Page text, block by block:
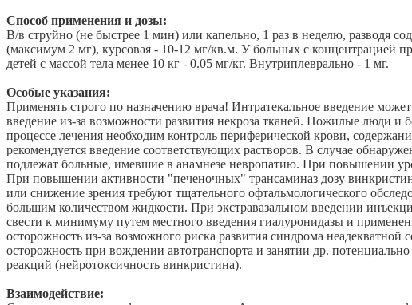
Способ применения и дозы:
В/в струйно (не быстрее 1 мин) или капельно, 1 раз в неделю, разводя
(максимум 2 мг), курсовая - 10-12 мг/кв.м. У больных с концентрацией
детей с массой тела менее 10 кг - 0.05 мг/кг. Внутриплеврально - 1 мг.
Особые указания:
Применять строго по назначению врача! Интратекальное введение
введение из-за возможности развития некроза тканей. Пожилые люди
процессе лечения необходим контроль периферической крови,
рекомендуется введение соответствующих растворов. В случае
подлежат больные, имевшие в анамнезе невропатию. При повышении
При повышении активности "печеночных" трансаминаз дозу
или снижение зрения требуют тщательного офтальмологического
большим количеством жидкости. При экстравазальном введении
свести к минимуму путем местного введения гиалуронидазы и
осторожность из-за возможного риска развития синдрома
осторожность при вождении автотранспорта и занятии др.
реакций (нейротоксичность винкристина).
Взаимодействие: